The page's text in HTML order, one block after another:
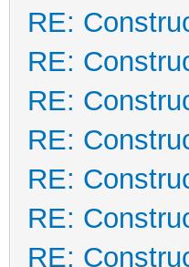
RE:
RE:
RE:
RE:
RE:
RE:
RE: